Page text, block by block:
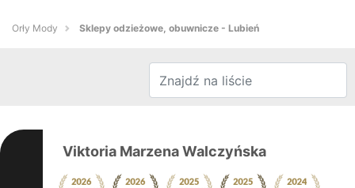
Orły Mody Sklepy odzieżowe, obuwnicze - Lubień
Viktoria Marzena Walczyńska